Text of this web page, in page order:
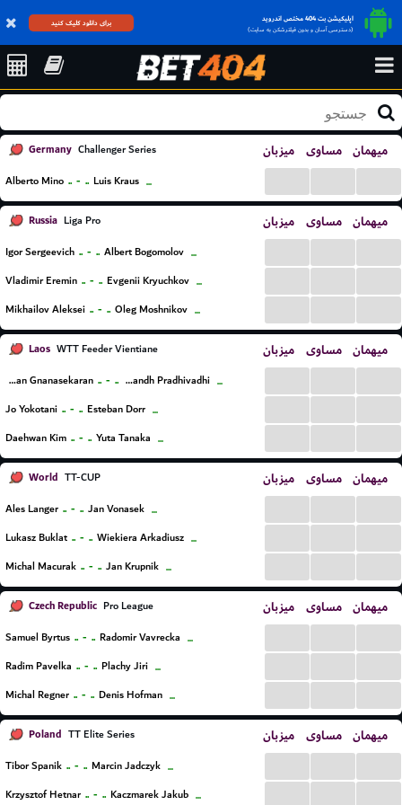
اپلیکیشن بت 404 مختص اندروید
(دسترسی آسان و بدون فیلترشکن به سایت)
برای دانلود کلیک کنید
Germany Challenger Series میزبان مساوی میهمان
Alberto Mino .. - .. Luis Kraus ...
Russia Liga Pro میزبان مساوی میهمان
Igor Sergeevich .. - .. Albert Bogomolov ...
Vladimir Eremin .. - .. Evgenii Kryuchkov ...
Mikhailov Aleksei .. - .. Oleg Moshnikov ...
Laos WTT Feeder Vientiane میزبان مساوی میهمان
Sathiyan Gnanasekaran .. - .. Abhinandh Pradhivadhi ...
Jo Yokotani .. - .. Esteban Dorr ...
Daehwan Kim .. - .. Yuta Tanaka ...
World TT-CUP میزبان مساوی میهمان
Ales Langer .. - .. Jan Vonasek ...
Lukasz Buklat .. - .. Wiekiera Arkadiusz ...
Michal Macurak .. - .. Jan Krupnik ...
Czech Republic Pro League میزبان مساوی میهمان
Samuel Byrtus .. - .. Radomir Vavrecka ...
Radim Pavelka .. - .. Plachy Jiri ...
Michal Regner .. - .. Denis Hofman ...
Poland TT Elite Series میزبان مساوی میهمان
Tibor Spanik .. - .. Marcin Jadczyk ...
Krzysztof Hetnar .. - .. Kaczmarek Jakub ...